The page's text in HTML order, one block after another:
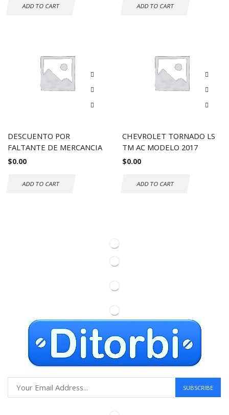
ADD TO CART ADD TO CART
DESCUENTO POR
FALTANTE DE MERCANCIA
$0.00
ADD TO CART
CHEVROLET TORNADO LS
TM AC MODELO 2017
$0.00
ADD TO CART